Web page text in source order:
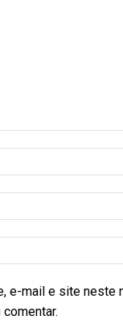
e-mail e site neste